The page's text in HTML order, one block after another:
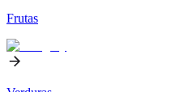
Frutas